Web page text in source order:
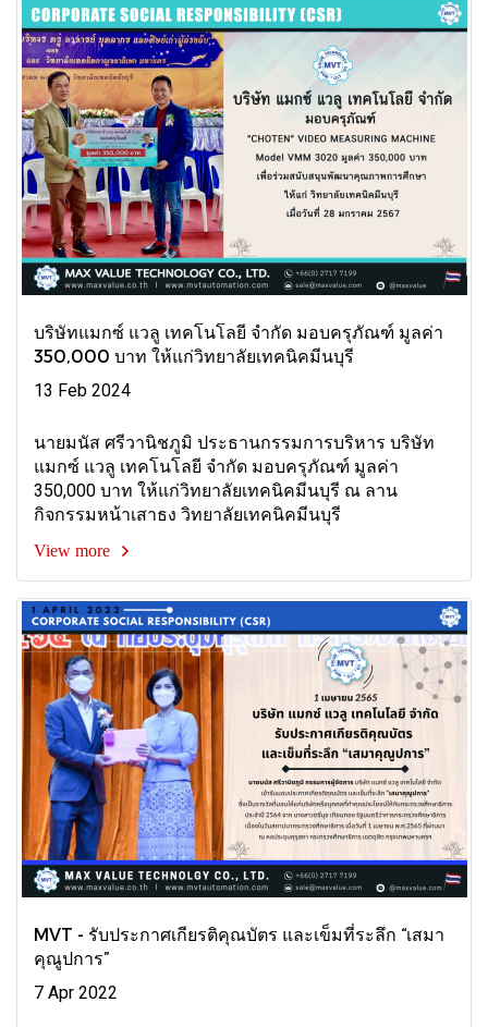
บริษัทแมกซ์ แวลู เทคโนโลยี จำกัด มอบครุภัณฑ์ มูลค่า
350,000 บาท ให้แก่วิทยาลัยเทคนิคมีนบุรี
13 Feb 2024
นายมนัส ศรีวานิชภูมิ ประธานกรรมการบริหาร บริษัท
แมกซ์ แวลู เทคโนโลยี จำกัด มอบครุภัณฑ์ มูลค่า
350,000 บาท ให้แก่วิทยาลัยเทคนิคมีนบุรี ณ ลาน
กิจกรรมหน้าเสาธง วิทยาลัยเทคนิคมีนบุรี
View more
MVT - รับประกาศเกียรติคุณบัตร และเข็มที่ระลึก “เสมา
คุณูปการ”
7 Apr 2022